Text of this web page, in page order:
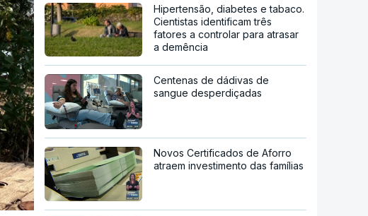
Hipertensão, diabetes e tabaco.
Cientistas identificam três
fatores a controlar para atrasar
a demência
Centenas de dádivas de
sangue desperdiçadas
Novos Certificados de Aforro
atraem investimento das famílias